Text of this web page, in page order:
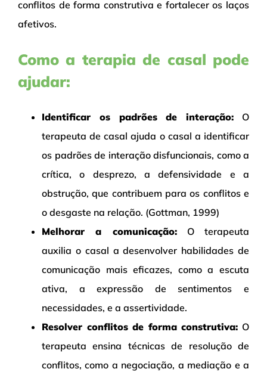
conflitos de forma construtiva e fortalecer os laços
afetivos.
Como a terapia de casal pode
ajudar:
Identificar os padrões de interação: O
terapeuta de casal ajuda o casal a identificar
os padrões de interação disfuncionais, como a
crítica, o desprezo, a defensividade e a
obstrução, que contribuem para os conflitos e
o desgaste na relação. (Gottman, 1999)
Melhorar a comunicação:O terapeuta
auxilia o casal a desenvolver habilidades de
comunicação mais eficazes, como a escuta
ativa, a expressão de sentimentos e
necessidades, e a assertividade.
Resolver conflitos de forma construtiva: O
terapeuta ensina técnicas de resolução de
conflitos, como a negociação, a mediação e a